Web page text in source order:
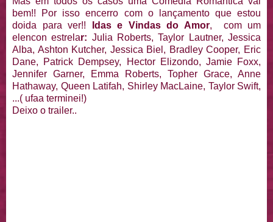
bem!! Por isso encerro com o lançamento que estou
doida para ver!!
Idas e Vindas do Amor, com um
elencon estrelar: Julia Roberts, Taylor Lautner, Jessica
Alba, Ashton Kutcher, Jessica Biel, Bradley Cooper, Eric
Dane, Patrick Dempsey, Hector Elizondo, Jamie Foxx,
Jennifer Garner, Emma Roberts, Topher Grace, Anne
Hathaway, Queen Latifah, Shirley MacLaine, Taylor Swift,
...( ufaa terminei!)
Deixo o trailer..